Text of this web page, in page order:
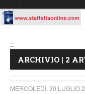
::
ARCHIVIO | 2
MERCOLEDÌ, 30 LUGLIO